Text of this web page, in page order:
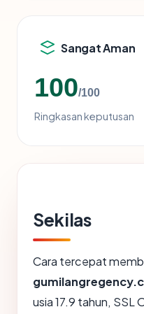
Sangat Aman
100/100
Ringkasan keputusan
Sekilas
Cara tercepat
usia 17.9 tahun, SSL